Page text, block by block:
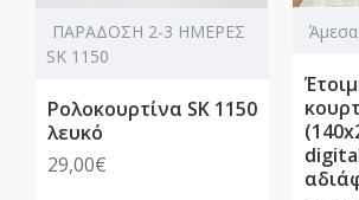
ΠΑΡΑΔΟΣΗ 2-3 ΗΜΕΡΕΣ
SK 1150
Ρολοκουρτίνα SK 1150
λευκό
29,00€